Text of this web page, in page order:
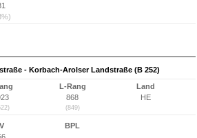
- Korbach-Arolser Landstraße (B 252)
L-Rang
868
(849)
Land
HE
BPL